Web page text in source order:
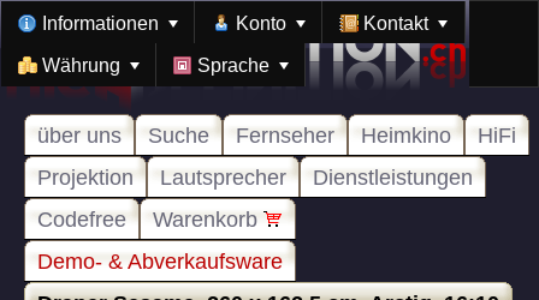
Informationen Konto Kontakt
Währung Sprache
über uns Suche Fernseher Heimkino
HiFi
Projektion
Lautsprecher
Dienstleistungen
Codefree
Warenkorb
Demo- & Abverkaufsware